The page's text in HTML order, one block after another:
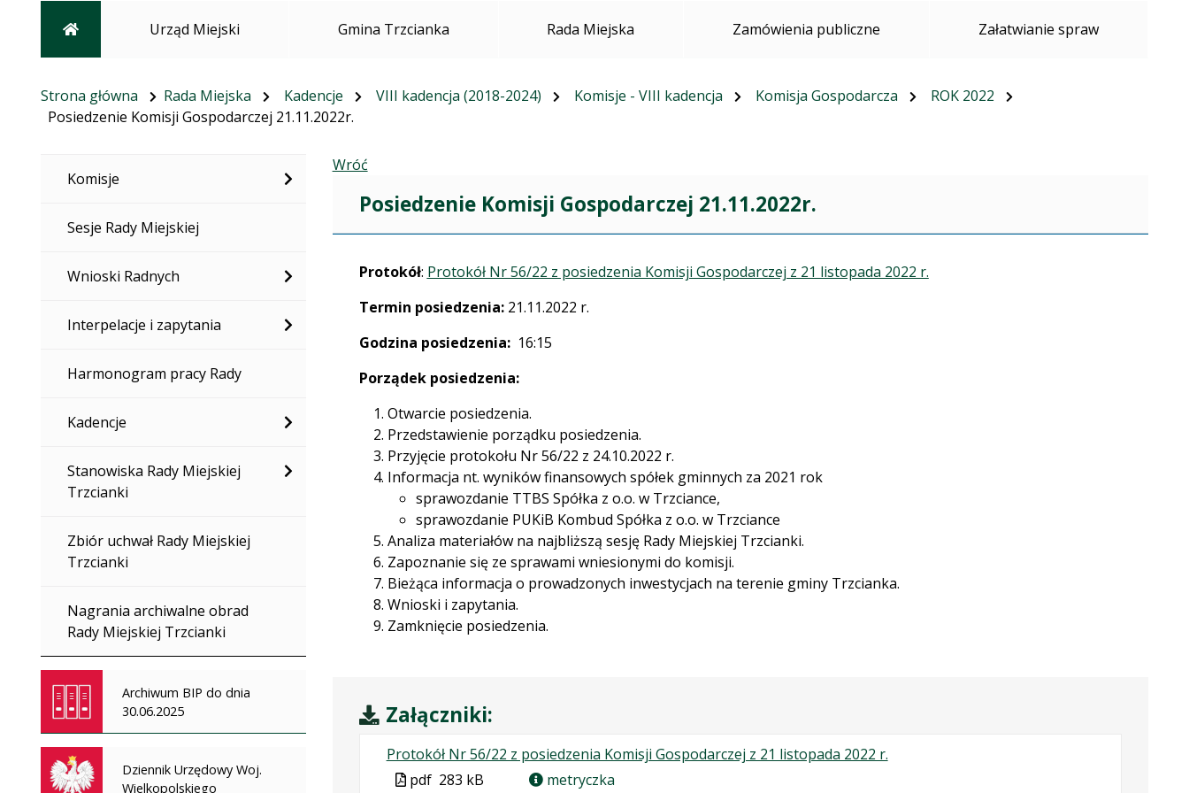
Strona głównaUrząd Miejski Gmina Trzcianka Rada Miejska Zamówienia publiczne Załatwianie spraw
Strona główna Rada Miejska Kadencje VIII kadencja (2018-2024) Komisje - VIII kadencja Komisja Gospodarcza
ROK 2022
Posiedzenie Komisji Gospodarczej 21.11.2022r.
Komisje
Sesje Rady Miejskiej
Wnioski Radnych
Interpelacje i zapytania
Harmonogram pracy Rady
Kadencje
Stanowiska Rady Miejskiej
Trzcianki
Zbiór uchwał Rady Miejskiej
Trzcianki
Nagrania archiwalne obrad
Rady Miejskiej Trzcianki
Archiwum BIP do dnia
30.06.2025
Dziennik Urzędowy Woj.
Wielkopolskiego
Wróć
Posiedzenie Komisji Gospodarczej 21.11.2022r.
Protokół: Protokół Nr 56/22 z posiedzenia Komisji Gospodarczej z 21 listopada 2022 r.
Termin posiedzenia:21.11.2022 r.
Godzina posiedzenia: 16:15
Porządek posiedzenia:
Otwarcie posiedzenia.
Przedstawienie porządku posiedzenia.
Przyjęcie protokołu Nr 56/22 z 24.10.2022 r.
Informacja nt. wyników finansowych spółek gminnych za 2021 rok
sprawozdanie TTBS Spółka z o.o. w Trzciance,
sprawozdanie PUKiB Kombud Spółka z o.o. w Trzciance
Analiza materiałów na najbliższą sesję Rady Miejskiej Trzcianki.
Zapoznanie się ze sprawami wniesionymi do komisji.
Bieżąca informacja o prowadzonych inwestycjach na terenie gminy Trzcianka.
Wnioski i zapytania.
Zamknięcie posiedzenia.
Załączniki:
Protokół Nr 56/22 z posiedzenia Komisji Gospodarczej z 21 listopada 2022 r....
Plik
pdf 283 kB metryczka